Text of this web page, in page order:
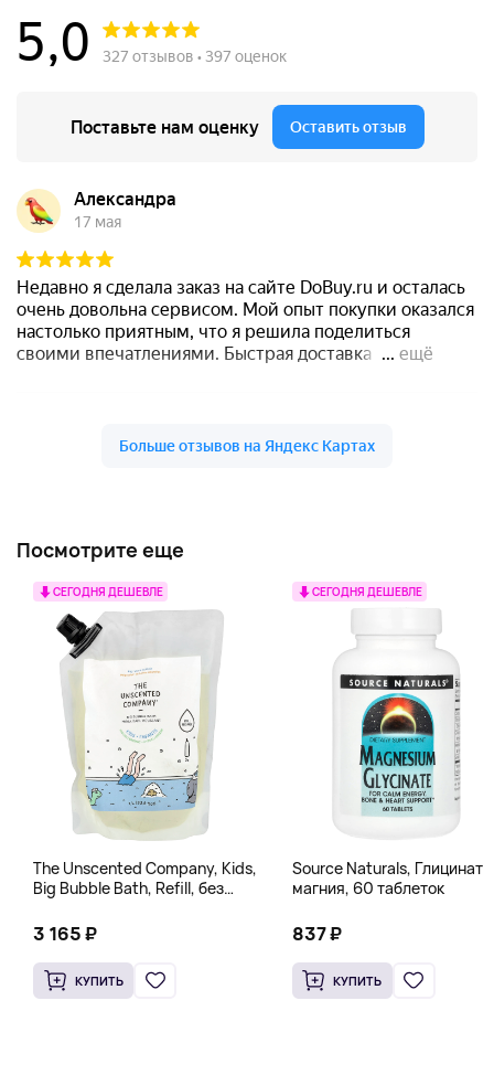
Посмотрите еще
СЕГОДНЯ ДЕШЕВЛЕ
The Unscented Company, Kids,
Big Bubble Bath, Refill, без
Унции)
3 165 ₽
КУПИТЬ
СЕГОДНЯ ДЕШЕВЛЕ
Source Naturals, Глицинат
магния, 60 таблеток
837 ₽
КУПИТЬ